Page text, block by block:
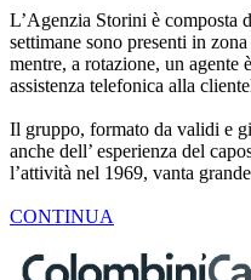
L’Agenzia Storini è composta
settimane sono presenti in
mentre, a rotazione, un agente
assistenza telefonica alla
Il gruppo, formato da validi e
anche dell’ esperienza del
l’attività nel 1969, vanta
CONTINUA